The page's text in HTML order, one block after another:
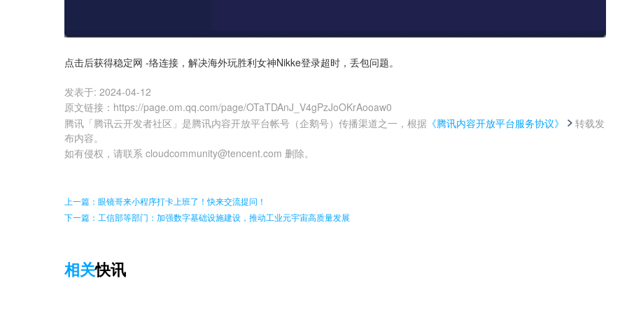
点击后获得稳定网 -络连接，解决海外玩胜利女神Nikke登录超时，丢包问题。
发表于: 2024-04-12
原文链接 ： https://page.om.qq.com/page/OTaTDAnJ_V4gPzJoOKrAooaw0
腾讯「腾讯云开发者社区」是腾讯内容开放平台帐号（企鹅号）传播渠道之一，根据 《腾讯内容开放平台服务协议》
转载发
布内容。
如有侵权，请联系 cloudcommunity@tencent.com 删除。
上一篇：眼镜哥来小程序打卡上班了！快来交流提问！
下一篇：工信部等部门：加强数字基础设施建设，推动工业元宇宙高质量发展
相关快讯